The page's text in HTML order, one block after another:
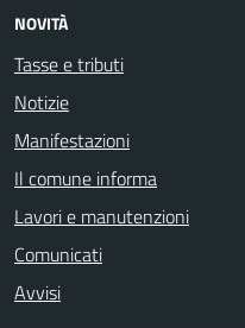
NOVITÀ
Tasse e tributi
Notizie
Manifestazioni
Il comune informa
Lavori e manutenzioni
Comunicati
Avvisi